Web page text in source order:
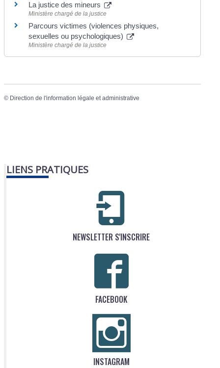
La justice des mineurs
Ministère chargé de la justice
Parcours victimes (violences physiques,
sexuelles ou psychologiques)
Ministère chargé de la justice
© Direction de l'information légale et administrative
LIENS PRATIQUES
NEWSLETTER S'INSCRIRE
FACEBOOK
INSTAGRAM